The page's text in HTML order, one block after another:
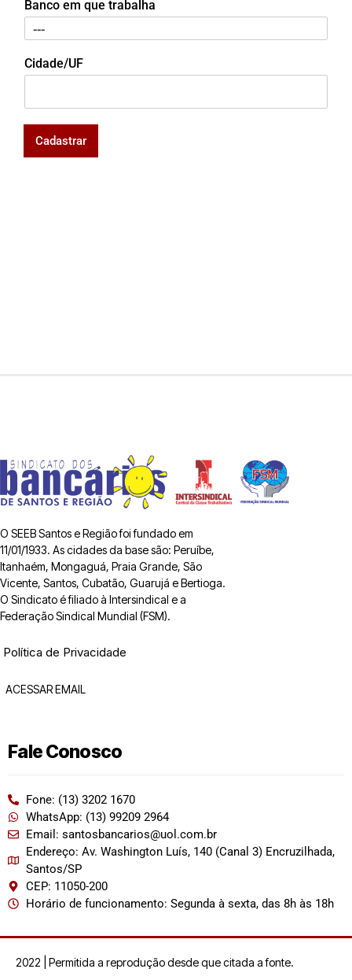
Banco em que trabalha
Cidade/UF
Cadastrar
O SEEB Santos e Região foi fundado em
11/01/1933. As cidades da base são: Peruíbe,
Itanhaém, Mongaguá, Praia Grande, São
Vicente, Santos, Cubatão, Guarujá e Bertioga.
O Sindicato é filiado à Intersindical e a
Federação Sindical Mundial (FSM).
Política de Privacidade
ACESSAR EMAIL
Fale Conosco
Fone: (13) 3202 1670
WhatsApp: (13) 99209 2964
Email: santosbancarios@uol.com.br
Endereço: Av. Washington Luís, 140 (Canal 3) Encruzilhada,
Santos/SP
CEP: 11050-200
Horário de funcionamento: Segunda à sexta, das 8h às 18h
2022 | Permitida a reprodução desde que citada a fonte.